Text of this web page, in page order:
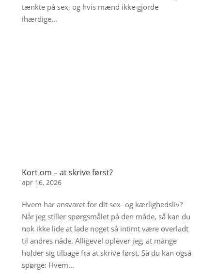
tænkte på sex, og hvis mænd ikke gjorde
ihærdige...
Kort om – at skrive først?
apr 16, 2026
Hvem har ansvaret for dit sex- og kærlighedsliv?
Når jeg stiller spørgsmålet på den måde, så kan du
nok ikke lide at lade noget så intimt være overladt
til andres nåde. Alligevel oplever jeg, at mange
holder sig tilbage fra at skrive først. Så du kan også
spørge: Hvem...